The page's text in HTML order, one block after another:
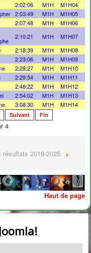
2:02:06 M1H
M1H04
2:03:49 M1H
M1H05
2:07:48 M1H
M1H06
2:10:21 M1H
M1H07
2:18:39 M1H
M1H08
2:23:06 M1H
M1H09
2:28:27 M1H
M1H10
2:29:54 M1H
M1H11
2:48:22 M1H
M1H12
2:54:02 M1H
M1H13
3:08:30 M1H M1H14
Suivant Fin
4
résultats 2018-2025
Haut de page